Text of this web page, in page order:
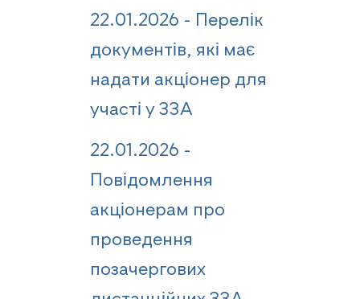
22.01.2026 - Перелік
документів, які має
надати акціонер для
участі у ЗЗА
22.01.2026 -
Повідомлення
акціонерам про
проведення
позачергових